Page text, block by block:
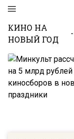
КИНО НА
НОВЫЙ ГОД